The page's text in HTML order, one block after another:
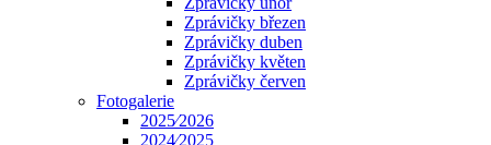
Zprávičky březen
Zprávičky duben
Zprávičky květen
Zprávičky červen
Fotogalerie
2025⁄2026
2024⁄2025